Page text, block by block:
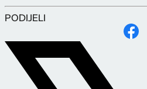
PODIJELI